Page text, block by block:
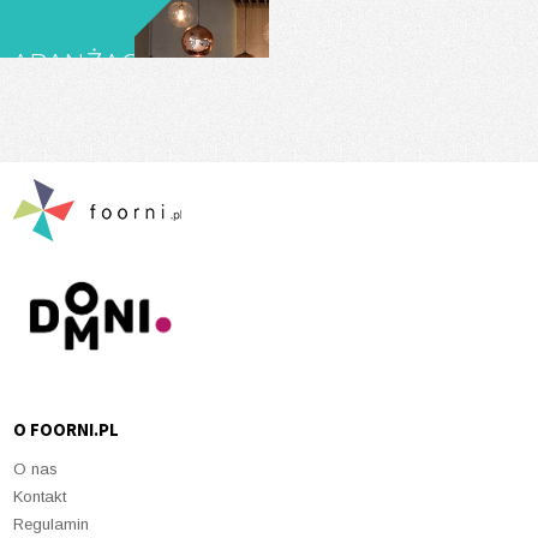
TAKO
ARANŻACJA
FAROS
O FOORNI.PL
O nas
Kontakt
Regulamin